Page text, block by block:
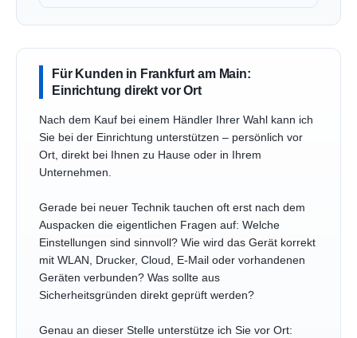
Für Kunden in Frankfurt am Main:
Einrichtung direkt vor Ort
Nach dem Kauf bei einem Händler Ihrer Wahl kann ich
Sie bei der Einrichtung unterstützen – persönlich vor
Ort, direkt bei Ihnen zu Hause oder in Ihrem
Unternehmen.
Gerade bei neuer Technik tauchen oft erst nach dem
Auspacken die eigentlichen Fragen auf: Welche
Einstellungen sind sinnvoll? Wie wird das Gerät korrekt
mit WLAN, Drucker, Cloud, E-Mail oder vorhandenen
Geräten verbunden? Was sollte aus
Sicherheitsgründen direkt geprüft werden?
Genau an dieser Stelle unterstütze ich Sie vor Ort: